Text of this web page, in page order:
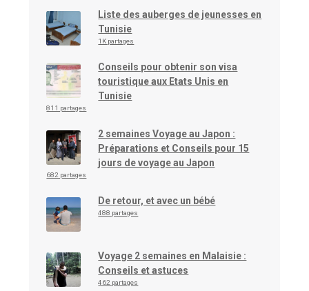
Liste des auberges de jeunesses en
Tunisie
1K partages
Conseils pour obtenir son visa
touristique aux Etats Unis en
Tunisie
811 partages
2 semaines Voyage au Japon :
Préparations et Conseils pour 15
jours de voyage au Japon
682 partages
De retour, et avec un bébé
488 partages
Voyage 2 semaines en Malaisie :
Conseils et astuces
462 partages